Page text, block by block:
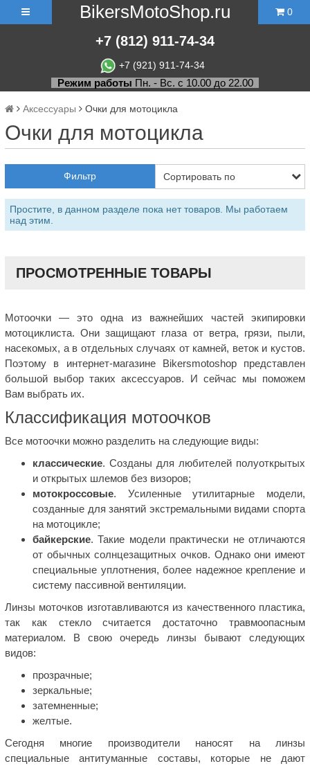
BikersMotoShop.ru
+7 (812) 911-74-34
+7 (921) 911-74-34
0
Режим работы Пн. - Вс. с 10.00 до 22.00
Аксессуары Очки для мотоцикла
Очки для мотоцикла
Фильтр
Простите, в данном разделе пока нет товаров. Мы работаем
над этим.
ПРОСМОТРЕННЫЕ ТОВАРЫ
Мотоочки — это одна из важнейших частей экипировки
мотоциклиста. Они защищают глаза от ветра, грязи, пыли,
насекомых, а в отдельных случаях от камней, веток и кустов.
Поэтому в интернет-магазине Bikersmotoshop представлен
большой выбор таких аксессуаров. И сейчас мы поможем
Вам выбрать их.
Классификация мотоочков
Все мотоочки можно разделить на следующие виды:
классические. Созданы для любителей полуоткрытых
и открытых шлемов без визоров;
мотокроссовые. Усиленные утилитарные модели,
созданные для занятий экстремальными видами спорта
на мотоцикле;
байкерские. Такие модели практически не отличаются
от обычных солнцезащитных очков. Однако они имеют
специальные уплотнения, более надежное крепление и
систему пассивной вентиляции.
Линзы моточков изготавливаются из качественного пластика,
так как стекло считается достаточно травмоопасным
материалом. В свою очередь линзы бывают следующих
видов:
прозрачные;
зеркальные;
затемненные;
желтые.
Сегодня многие производители наносят на линзы
специальные антитуманные составы, которые не дают